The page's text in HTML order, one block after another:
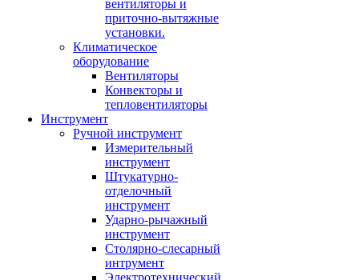
вентиляторы и
приточно-вытяжные
установки.
Климатическое
оборудование
Вентиляторы
Конвекторы и
тепловентиляторы
Инструмент
Ручной инструмент
Измерительный
инструмент
Штукатурно-
отделочный
инструмент
Ударно-рычажный
инструмент
Столярно-слесарный
интрумент
Электротехнический